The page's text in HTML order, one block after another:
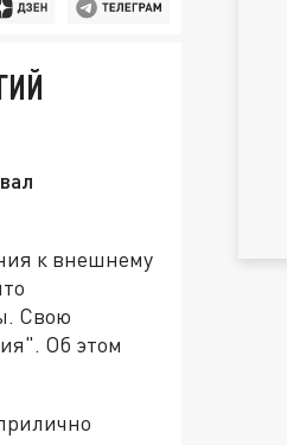
к внешнему
Свою
Об этом